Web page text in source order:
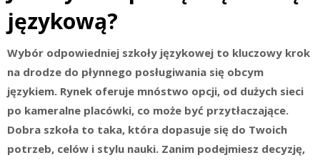
językową?
Wybór odpowiedniej szkoły językowej to kluczowy krok
na drodze do płynnego posługiwania się obcym
językiem. Rynek oferuje mnóstwo opcji, od dużych sieci
po kameralne placówki, co może być przytłaczające.
Dobra szkoła to taka, która dopasuje się do Twoich
potrzeb, celów i stylu nauki. Zanim podejmiesz decyzję,